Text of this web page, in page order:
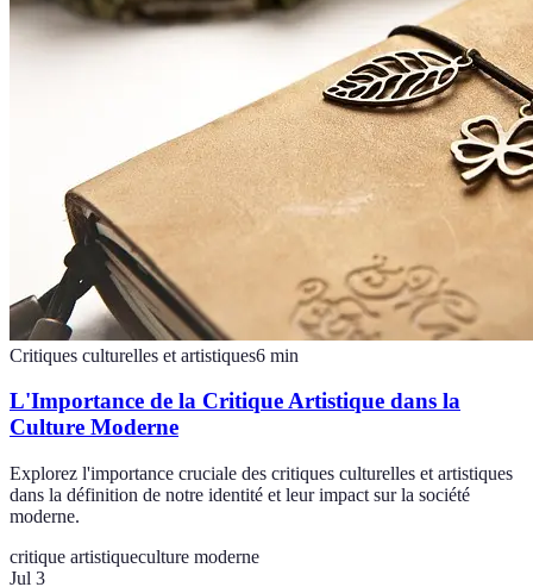
Critiques culturelles et artistiques6 min
L'Importance de la Critique Artistique dans la
Culture Moderne
Explorez l'importance cruciale des critiques culturelles et artistiques
dans la définition de notre identité et leur impact sur la société
moderne.
critique artistiqueculture moderne
Jul 3